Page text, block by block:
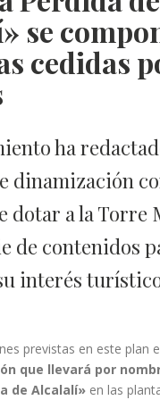
se
cedidas
ha
dinamización
dotar a la Torre
de contenidos
interés
previstas en este plan
que llevará por
de Alcalalí» en las